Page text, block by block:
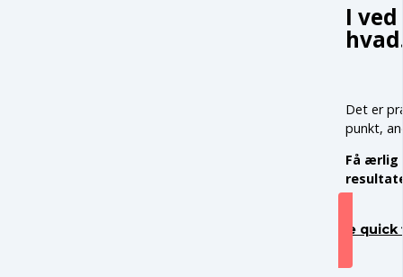
I
Det er
punkt,
Få ærlig
Se